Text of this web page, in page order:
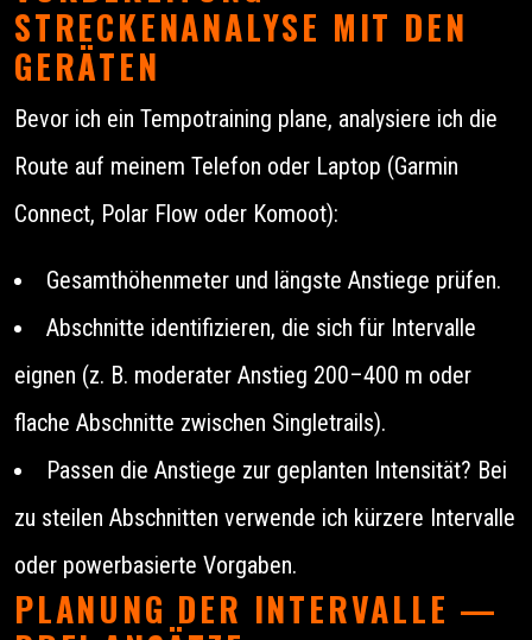
STRECKENANALYSE MIT DEN
GERÄTEN
Bevor ich ein Tempotraining plane, analysiere ich die
Route auf meinem Telefon oder Laptop (Garmin
Connect, Polar Flow oder Komoot):
Gesamthöhenmeter und längste Anstiege prüfen.
Abschnitte identifizieren, die sich für Intervalle
eignen (z. B. moderater Anstieg 200–400 m oder
flache Abschnitte zwischen Singletrails).
Passen die Anstiege zur geplanten Intensität? Bei
zu steilen Abschnitten verwende ich kürzere Intervalle
oder powerbasierte Vorgaben.
PLANUNG DER INTERVALLE —